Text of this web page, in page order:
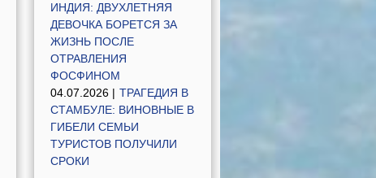
ИНДИЯ: ДВУХЛЕТНЯЯ
ДЕВОЧКА БОРЕТСЯ ЗА
ЖИЗНЬ ПОСЛЕ
ОТРАВЛЕНИЯ
ФОСФИНОМ
04.07.2026 | ТРАГЕДИЯ В
СТАМБУЛЕ: ВИНОВНЫЕ В
ГИБЕЛИ СЕМЬИ
ТУРИСТОВ ПОЛУЧИЛИ
СРОКИ